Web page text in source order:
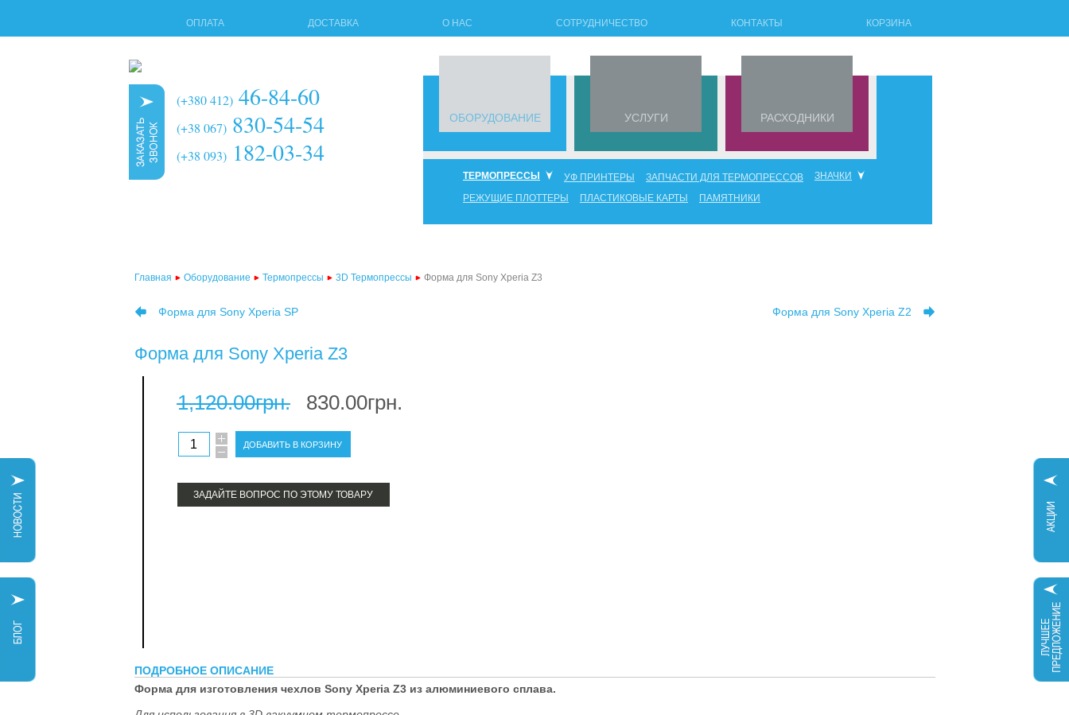
ОПЛАТА ДОСТАВКА О НАС СОТРУДНИЧЕСТВО КОНТАКТЫ КОРЗИНА
(+380 412) 46-84-60
(+38 067) 830-54-54
(+38 093) 182-03-34
ОБОРУДОВАНИЕ УСЛУГИ РАСХОДНИКИ
ТЕРМОПРЕССЫ УФ ПРИНТЕРЫ ЗАПЧАСТИ ДЛЯ ТЕРМОПРЕССОВ ЗНАЧКИ
РЕЖУЩИЕ ПЛОТТЕРЫ ПЛАСТИКОВЫЕ КАРТЫ ПАМЯТНИКИ
Главная Оборудование Термопрессы 3D Термопрессы Форма для Sony Xperia Z3
Форма для Sony Xperia SP Форма для Sony Xperia Z2
Форма для Sony Xperia Z3
1,120.00грн. 830.00грн.
ЗАДАЙТЕ ВОПРОС ПО ЭТОМУ ТОВАРУ
ПОДРОБНОЕ ОПИСАНИЕ
Форма для изготовления чехлов Sony Xperia Z3 из алюминиевого сплава.